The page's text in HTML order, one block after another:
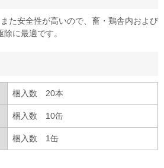
た安全性が高いので、畜・鶏舎内および
に最適です。
梱入数 20本
梱入数 10缶
梱入数 1缶